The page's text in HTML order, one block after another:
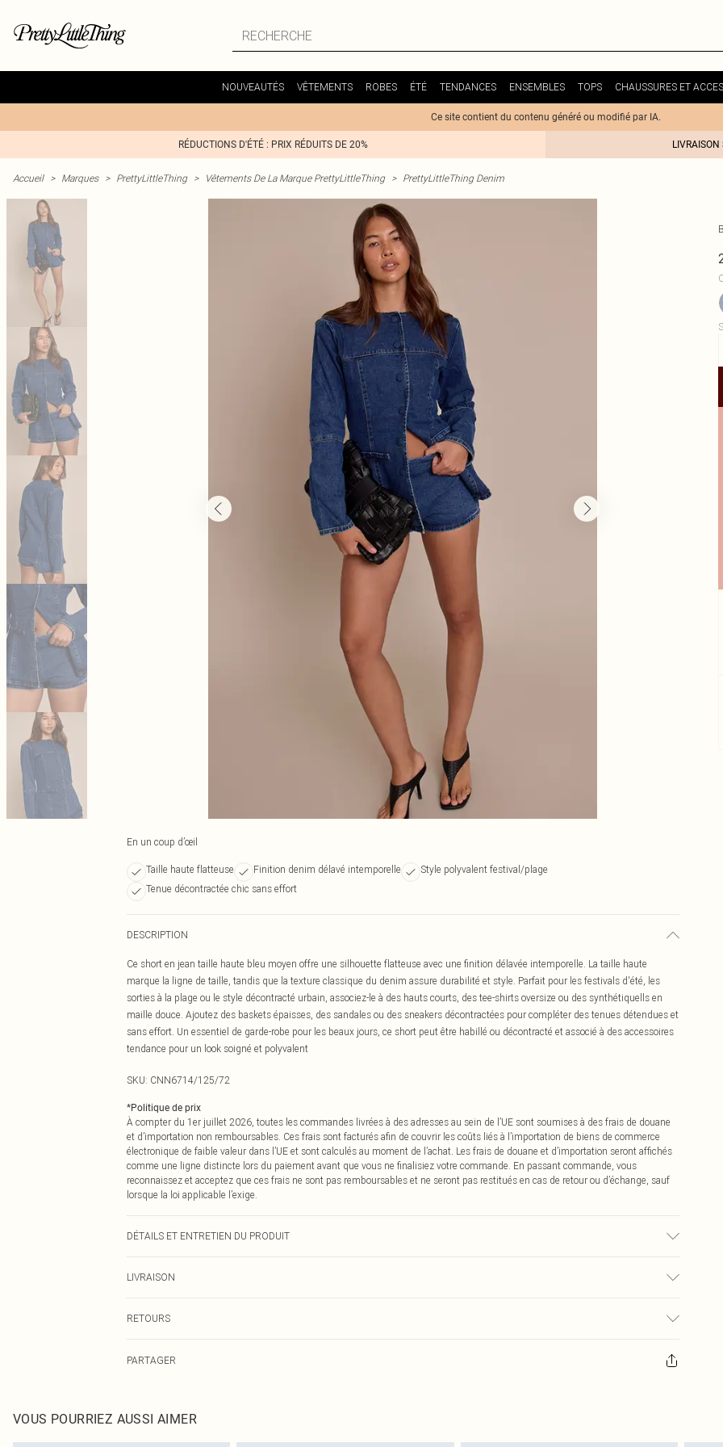
NOUVEAUTÉS VÊTEMENTS ROBES ÉTÉ TENDANCES ENSEMBLES TOPS CHAUSSURES ET
Ce site contient du contenu généré ou modifié par IA.
RÉDUCTIONS D'ÉTÉ : PRIX RÉDUITS DE 20%
Accueil > Marques > PrettyLittleThing > Vêtements De La Marque PrettyLittleThing > PrettyLittleThing Denim
En un coup d’œil
Taille haute flatteuse Finition denim délavé intemporelle
Style polyvalent festival/plage
Tenue décontractée chic sans effort
DESCRIPTION
Ce short en jean taille haute bleu moyen offre une silhouette flatteuse avec une finition délavée intemporelle. La taille haute
marque la ligne de taille, tandis que la texture classique du denim assure durabilité et style. Parfait pour les festivals d'été, les
sorties à la plage ou le style décontracté urbain, associez-le à des hauts courts, des tee-shirts oversize ou des synthétiquells en
maille douce. Ajoutez des baskets épaisses, des sandales ou des sneakers décontractées pour compléter des tenues détendues et
sans effort. Un essentiel de garde-robe pour les beaux jours, ce short peut être habillé ou décontracté et associé à des accessoires
tendance pour un look soigné et polyvalent
SKU: CNN6714/125/72
*Politique de prix
À compter du 1er juillet 2026, toutes les commandes livrées à des adresses au sein de l’UE sont soumises à des frais de douane
et d’importation non remboursables. Ces frais sont facturés afin de couvrir les coûts liés à l’importation de biens de commerce
électronique de faible valeur dans l’UE et sont calculés au moment de l’achat. Les frais de douane et d’importation seront affichés
comme une ligne distincte lors du paiement avant que vous ne finalisiez votre commande. En passant commande, vous
reconnaissez et acceptez que ces frais ne sont pas remboursables et ne seront pas restitués en cas de retour ou d’échange, sauf
lorsque la loi applicable l’exige.
DÉTAILS ET ENTRETIEN DU PRODUIT
LIVRAISON
€7.99
RETOURS
Veuillez noter que nous ne pouvons pas rembourser les masques tendance, les cosmétiques, les bijoux pour piercings, les jouets
également être essayées en intérieur. Les articles pour la maison, y compris le linge de lit, les matelas, les surmatelas et les
PARTAGER
VOUS POURRIEZ AUSSI AIMER